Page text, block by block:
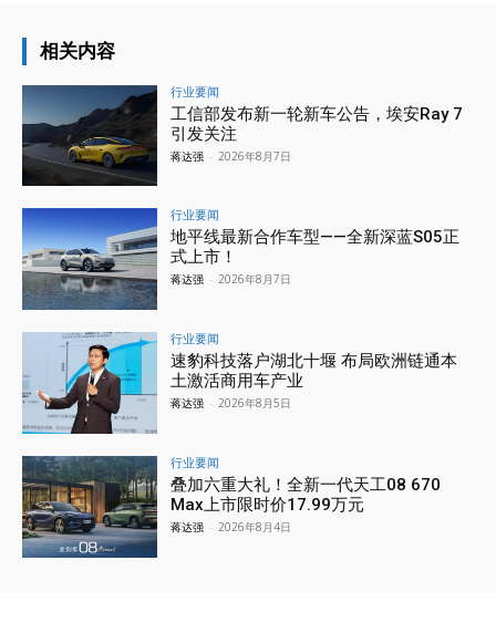
相关内容
行业要闻
工信部发布新一轮新车公告，埃安Ray 7
引发关注
蒋达强 - 2026年8月7日
行业要闻
地平线最新合作车型——全新深蓝S05正
式上市！
蒋达强 - 2026年8月7日
行业要闻
速豹科技落户湖北十堰 布局欧洲链通本
土激活商用车产业
蒋达强 - 2026年8月5日
行业要闻
叠加六重大礼！全新一代天工08 670
Max上市限时价17.99万元
蒋达强 - 2026年8月4日